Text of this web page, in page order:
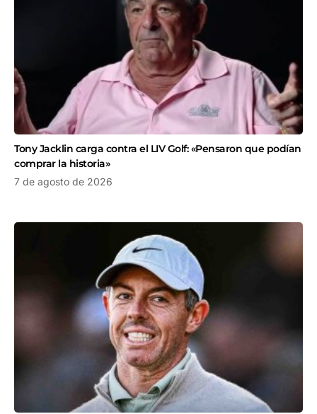
Tony Jacklin carga contra el LIV Golf: «Pensaron que podían
comprar la historia»
7 de agosto de 2026